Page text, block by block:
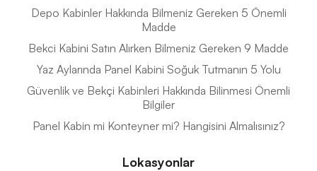
Depo Kabinler Hakkında Bilmeniz Gereken 5 Önemli
Madde
Bekci Kabini Satın Alırken Bilmeniz Gereken 9 Madde
Yaz Aylarında Panel Kabini Soğuk Tutmanın 5 Yolu
Güvenlik ve Bekçi Kabinleri Hakkında Bilinmesi Önemli
Bilgiler
Panel Kabin mi Konteyner mi? Hangisini Almalısınız?
Lokasyonlar